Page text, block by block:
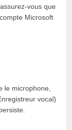
vous que
Microsoft
le microphone,
vocal)